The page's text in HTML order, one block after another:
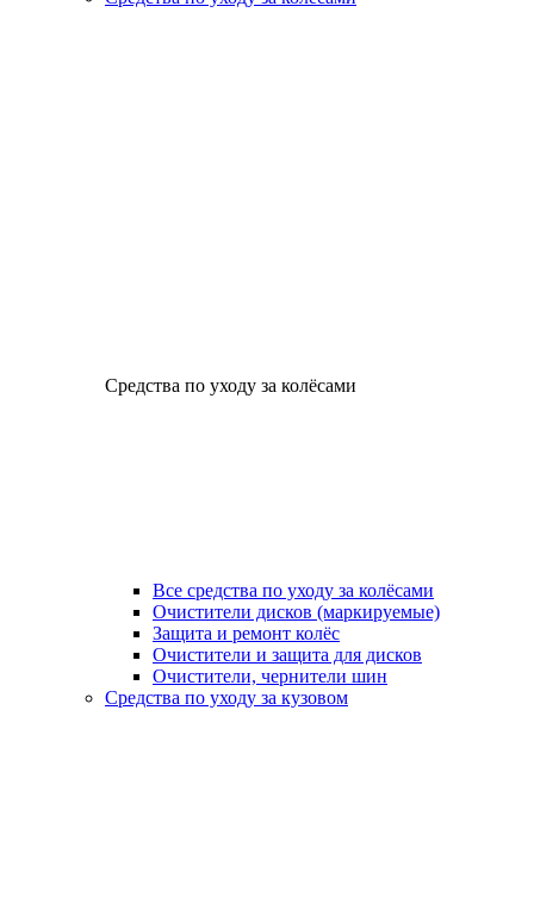
Средства по уходу за колёсами
Все средства по уходу за колёсами
Очистители дисков (маркируемые)
Защита и ремонт колёс
Очистители и защита для дисков
Очистители, чернители шин
Средства по уходу за кузовом